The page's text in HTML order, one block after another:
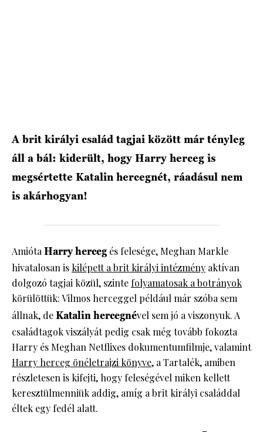
A brit királyi család tagjai között már tényleg
áll a bál: kiderült, hogy Harry herceg is
megsértette Katalin hercegnét, ráadásul nem
is akárhogyan!
AmiótaHarry herceg és felesége, Meghan Markle
hivatalosan is kilépett a brit királyi intézmény aktívan
dolgozó tagjai közül, szinte folyamatosak a botrányok
körülöttük: Vilmos herceggel például már szóba sem
állnak, deKatalin hercegnével sem jó a viszonyuk. A
családtagok viszályát pedig csak még tovább fokozta
Harry és Meghan Netflixes dokumentumfilmje, valamint
Harry herceg önéletrajzi könyve, a Tartalék, amiben
részletesen is kifejti, hogy feleségével miken kellett
keresztülmenniük addig, amíg a brit királyi családdal
éltek egy fedél alatt.